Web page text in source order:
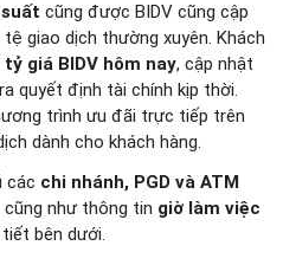
cũng được BIDV cũng cập
giao dịch thường xuyên. Khách
tỷ giá BIDV hôm nay, cập nhật
quyết định tài chính kịp thời.
trình ưu đãi trực tiếp trên
dành cho khách hàng.
các chi nhánh, PGD và ATM
cũng như thông tin giờ làm việc
bên dưới.